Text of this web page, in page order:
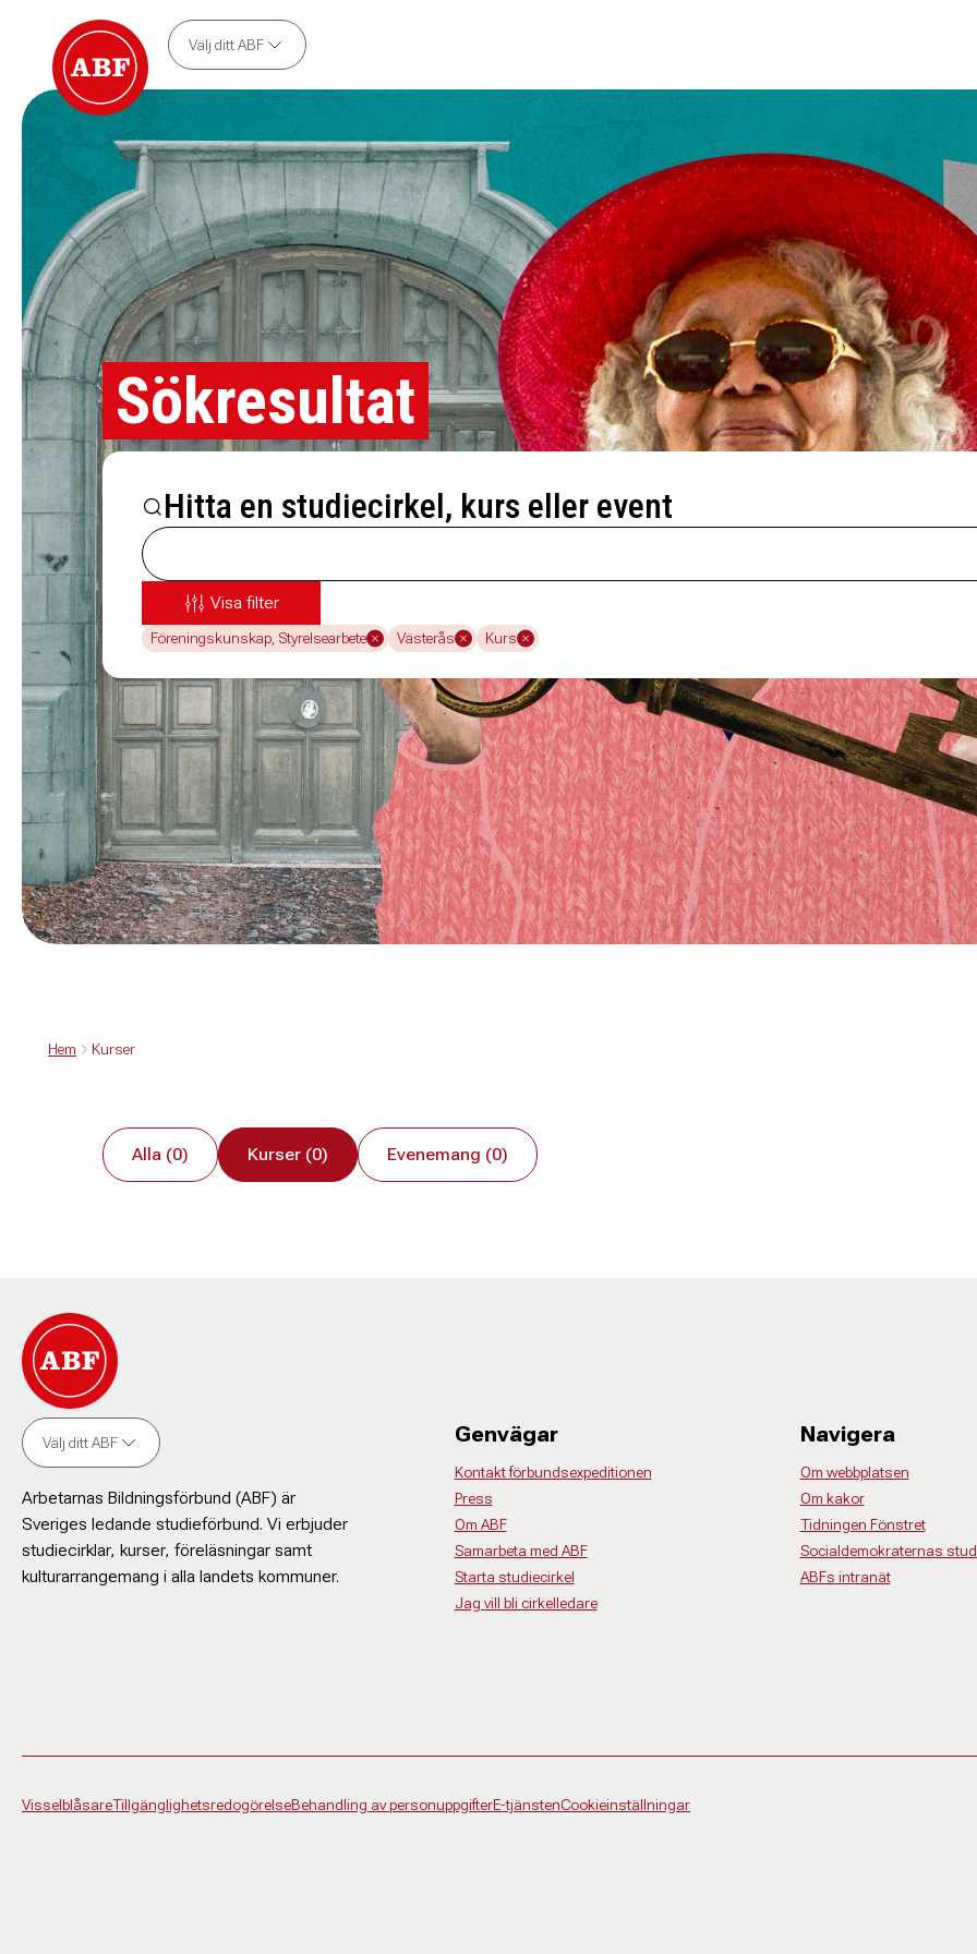
Välj ditt ABF
Sökresultat
Hitta en studiecirkel, kurs eller event
Visa filter
Föreningskunskap, Styrelsearbete Västerås Kurs
Hem Kurser
Alla (0) Kurser (0) Evenemang (0)
Välj ditt ABF
Arbetarnas Bildningsförbund (ABF) är
Sveriges ledande studieförbund. Vi erbjuder
studiecirklar, kurser, föreläsningar samt
kulturarrangemang i alla landets kommuner.
Genvägar
Kontakt förbundsexpeditionen
Press
Om ABF
Samarbeta med ABF
Starta studiecirkel
Jag vill bli cirkelledare
Navigera
Om webbplatsen
Om kakor
Tidningen Fönstret
Socialdemokraternas
ABFs intranät
VisselblåsareTillgänglighetsredogörelseBehandling av personuppgifterE-tjänstenCookieinställningar